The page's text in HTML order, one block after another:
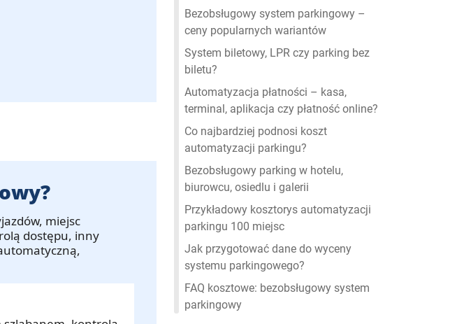
miejsc
dostępu, inny
Bezobsługowy system parkingowy –
ceny popularnych wariantów
System biletowy, LPR czy parking bez
biletu?
Automatyzacja płatności – kasa,
terminal, aplikacja czy płatność online?
Co najbardziej podnosi koszt
automatyzacji parkingu?
Bezobsługowy parking w hotelu,
biurowcu, osiedlu i galerii
Przykładowy kosztorys automatyzacji
parkingu 100 miejsc
Jak przygotować dane do wyceny
systemu parkingowego?
FAQ kosztowe: bezobsługowy system
parkingowy